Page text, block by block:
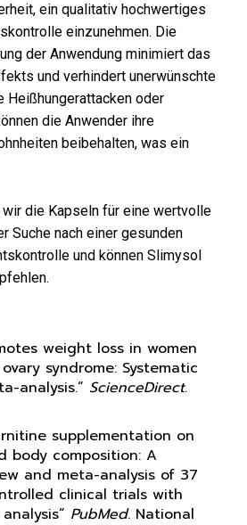
ein qualitativ hochwertiges
einzunehmen. Die
der Anwendung minimiert das
und verhindert unerwünschte
Heißhungerattacken oder
die Anwender ihre
beibehalten, was ein
die Kapseln für eine wertvolle
Suche nach einer gesunden
und können Slimysol
weight loss in women
syndrome: Systematic
analysis.“ ScienceDirect.
supplementation on
body composition: A
and meta-analysis of 37
clinical trials with
PubMed. National